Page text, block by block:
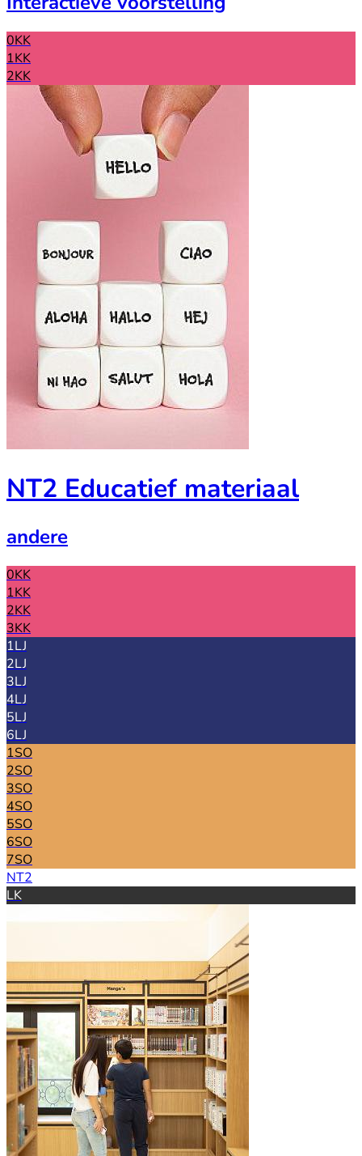
0KK
1KK
2KK
NT2 Educatief materiaal
andere
0KK
1KK
2KK
3KK
1LJ
2LJ
3LJ
4LJ
5LJ
6LJ
1SO
2SO
3SO
4SO
5SO
6SO
7SO
NT2
LK